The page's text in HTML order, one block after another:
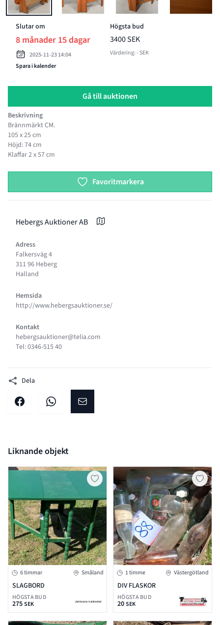
Slutar om
8 månader 15 dagar
2025-11-23 14:04
Spara i kalender
Högsta bud
3400 SEK
Värdering: - SEK
Gå till auktionen
Beskrivning
Brännmärkt CM.
105 x 25 cm
Höjd: 74 cm
Klaffar 2 x 57 cm
Favoritmarkera
Hebergs Auktioner AB
Adress
Falkersväg 4
311 96 Heberg
Halland
Hemsida
http://www.hebergsauktioner.se/
Kontakt
hebergsauktioner@telia.com
Tel: 0346-515 40
Dela
Dela på facebookDela på WhatsAppDela på E-post
Liknande objekt
6 timmar Småland
SLAGBORD
HÖGSTA BUD
275SEK
1 timme Västergötland
DIV FLASKOR
HÖGSTA BUD
20SEK